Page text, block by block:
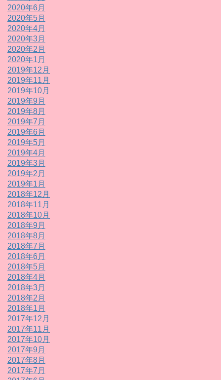
2020年6月
2020年5月
2020年4月
2020年3月
2020年2月
2020年1月
2019年12月
2019年11月
2019年10月
2019年9月
2019年8月
2019年7月
2019年6月
2019年5月
2019年4月
2019年3月
2019年2月
2019年1月
2018年12月
2018年11月
2018年10月
2018年9月
2018年8月
2018年7月
2018年6月
2018年5月
2018年4月
2018年3月
2018年2月
2018年1月
2017年12月
2017年11月
2017年10月
2017年9月
2017年8月
2017年7月